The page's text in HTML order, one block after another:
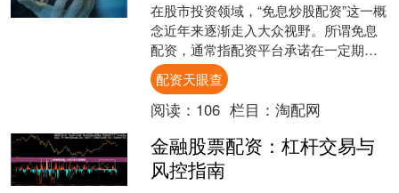
在股市投资领域，“免息炒股配资”这一概
念近年来逐渐走入大众视野。所谓免息
配资，通常指配资平台承诺在一定期限
内（如首月或前7天）免除利息，让投资
者以“零成本”方式....
配资天眼查
阅读： 106 栏目： 淘配网
金融股票配资：杠杆交易与
风控指南